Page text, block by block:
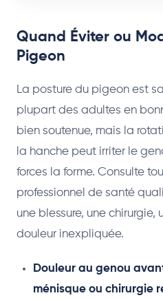
Quand Éviter ou
Pigeon
La posture du pigeon est
plupart des adultes en
bien soutenue, mais la
la hanche peut irriter le
forces la forme. Consulte
professionnel de santé
une blessure, une chirurgie,
douleur inexpliquée.
Douleur au genou
ménisque ou chirurgie